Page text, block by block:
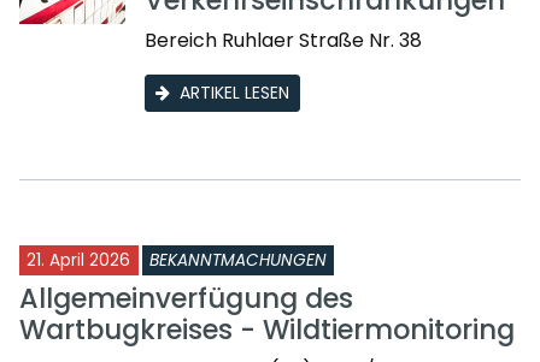
Bereich Ruhlaer Straße Nr. 38
ARTIKEL LESEN
21. April 2026 BEKANNTMACHUNGEN
Allgemeinverfügung des
Wartbugkreises - Wildtiermonitoring